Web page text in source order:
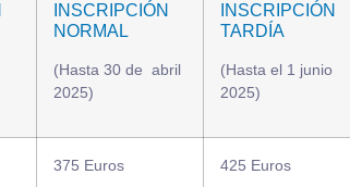
INSCRIPCIÓN
NORMAL
(Hasta 30 de abril
2025)
INSCRIPCIÓN
TARDÍA
(Hasta el 1 junio
2025)
375 Euros 425 Euros